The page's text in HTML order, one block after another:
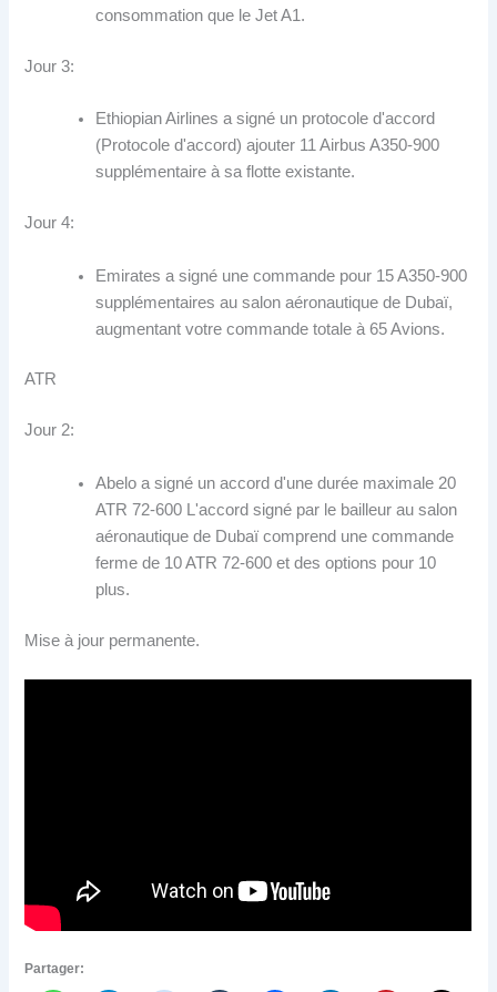
consommation que le Jet A1.
Jour 3:
Ethiopian Airlines a signé un protocole d'accord
(Protocole d'accord) ajouter 11 Airbus A350-900
supplémentaire à sa flotte existante.
Jour 4:
Emirates a signé une commande pour 15 A350-900
supplémentaires au salon aéronautique de Dubaï,
augmentant votre commande totale à 65 Avions.
ATR
Jour 2:
Abelo a signé un accord d'une durée maximale 20
ATR 72-600 L'accord signé par le bailleur au salon
aéronautique de Dubaï comprend une commande
ferme de 10 ATR 72-600 et des options pour 10
plus.
Mise à jour permanente.
Partager: